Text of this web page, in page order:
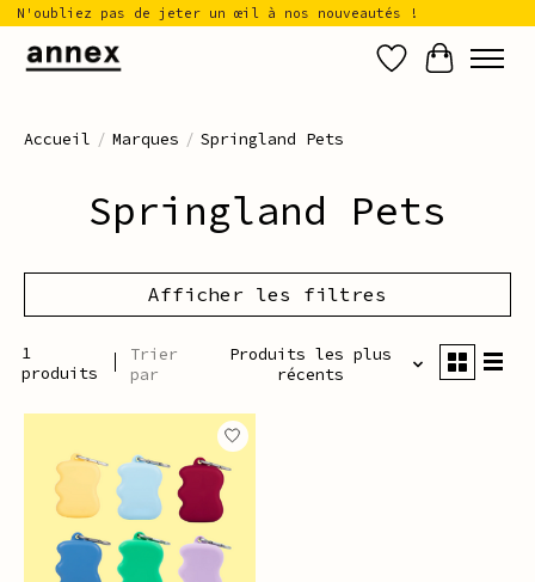
N'oubliez pas de jeter un œil à nos nouveautés !
Liste de
Panier
Accueil / Marques / Springland Pets
Springland Pets
Afficher les filtres
1
produits
Trier
par
Produits les plus
récents